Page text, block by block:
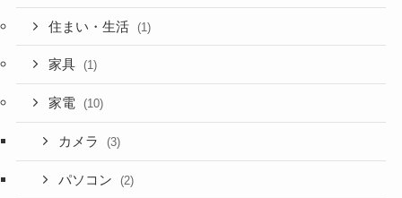
住まい・生活 (1)
家具 (1)
家電 (10)
カメラ (3)
パソコン (2)